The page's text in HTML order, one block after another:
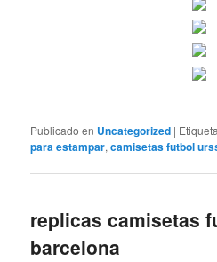
Publicado en Uncategorized |
para estampar,camisetas futbol
replicas camisetas
barcelona